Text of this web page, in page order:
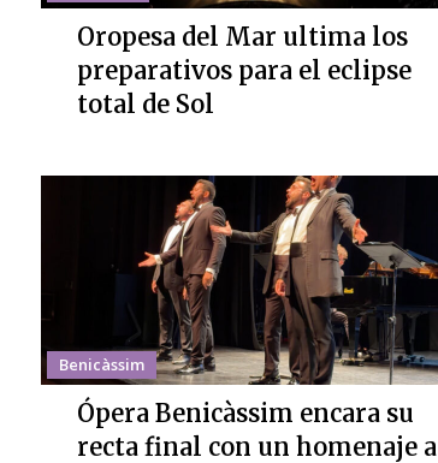
Oropesa del Mar ultima los
preparativos para el eclipse
total de Sol
Benicàssim
Ópera Benicàssim encara su
recta final con un homenaje a